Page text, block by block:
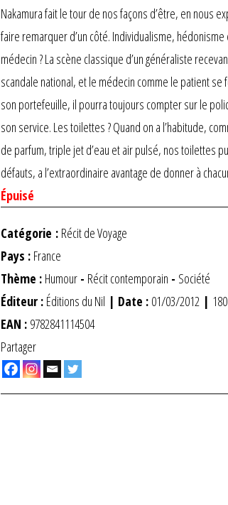
Nakamura fait le tour de nos façons d’être, en nous
faire remarquer d’un côté. Individualisme,
médecin ? La scène classique d’un généraliste
scandale national, et le médecin comme le patient se
son portefeuille, il pourra toujours compter sur le
son service. Les toilettes ? Quand on a l’habitude,
de parfum, triple jet d’eau et air pulsé, nos toilettes
défauts, a l’extraordinaire avantage de donner à
Épuisé
Catégorie : Récit de Voyage
Pays : France
Thème : Humour- Récit contemporain - Société
Éditeur : Éditions du Nil | Date : 01/03/2012 |
EAN : 9782841114504
Partager